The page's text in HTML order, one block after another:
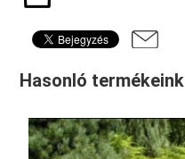
Hasonló termékeink